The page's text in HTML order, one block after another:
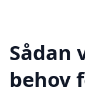
Sådan
behov